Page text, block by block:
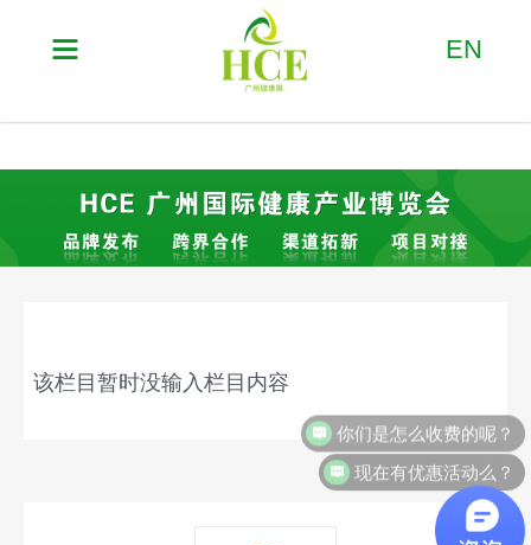
 EN
该栏目暂时没输入栏目内容
你们是怎么收费的呢？
现在有优惠活动么？